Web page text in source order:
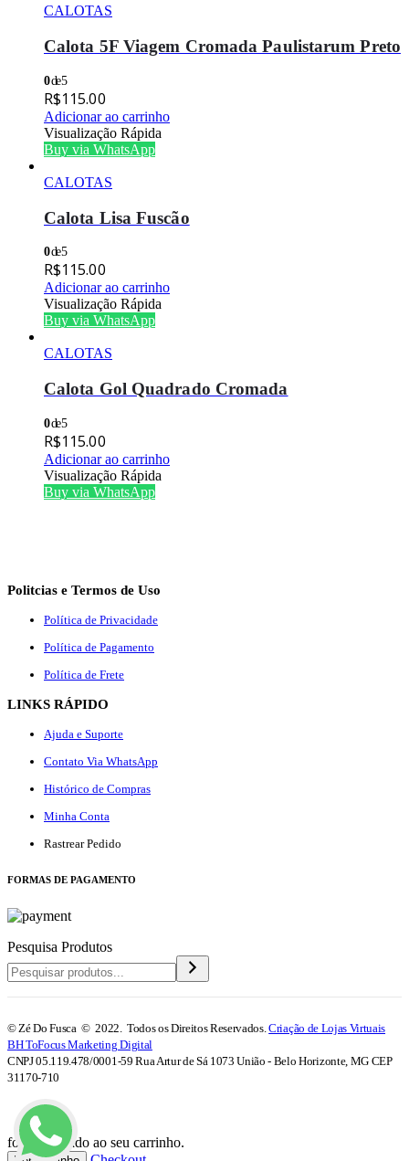
CALOTAS
Calota 5F Viagem Cromada Paulistarum Preto
0de 5
R$115.00
Adicionar ao carrinho
Visualização Rápida
Buy via WhatsApp
CALOTAS
Calota Lisa Fuscão
0de 5
R$115.00
Adicionar ao carrinho
Visualização Rápida
Buy via WhatsApp
CALOTAS
Calota Gol Quadrado Cromada
0de 5
R$115.00
Adicionar ao carrinho
Visualização Rápida
Buy via WhatsApp
Politcias e Termos de Uso
Política de Privacidade
Política de Pagamento
Política de Frete
LINKS RÁPIDO
Ajuda e Suporte
Contato Via WhatsApp
Histórico de Compras
Minha Conta
Rastrear Pedido
FORMAS DE PAGAMENTO
Pesquisa Produtos
© Zé Do Fusca © 2022. Todos os Direitos Reservados.Criação de Lojas Virtuais
BH ToFocus Marketing Digital
CNPJ 05.119.478/0001-59 Rua Artur de Sá 1073 União - Belo Horizonte, MG CEP
31170-710
foi adicionado ao seu carrinho.